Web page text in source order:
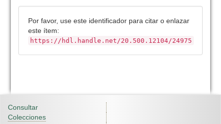
Por favor, use este identificador para citar o enlazar
este ítem:
https://hdl.handle.net/20.500.12104/24975
Consultar
Colecciones